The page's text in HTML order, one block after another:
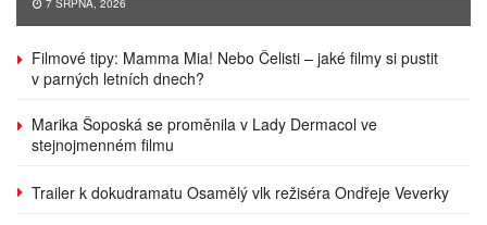
7 SRPNA, 2026
Filmové tipy: Mamma Mia! Nebo Čelisti – jaké filmy si pustit
v parných letních dnech?
Marika Šoposká se proměnila v Lady Dermacol ve
stejnojmenném filmu
Trailer k dokudramatu Osamělý vlk režiséra Ondřeje Veverky